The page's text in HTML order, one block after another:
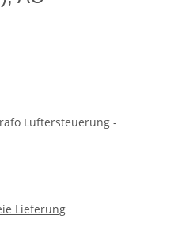
Lüftersteuerung -
Lieferung